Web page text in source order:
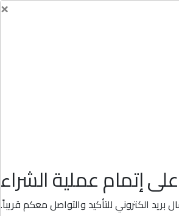
×
إتمام عملية الشراء
بريد الكتروني للتأكيد والتواصل معكم قريباً.